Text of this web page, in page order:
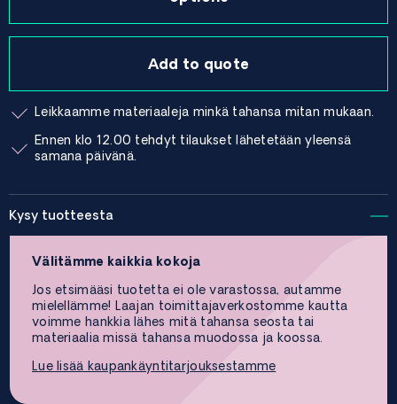
Add to quote
Leikkaamme materiaaleja minkä tahansa mitan mukaan.
Ennen klo 12.00 tehdyt tilaukset lähetetään yleensä
samana päivänä.
Kysy tuotteesta
Välitämme kaikkia kokoja
Jos etsimääsi tuotetta ei ole varastossa, autamme
mielellämme! Laajan toimittajaverkostomme kautta
voimme hankkia lähes mitä tahansa seosta tai
materiaalia missä tahansa muodossa ja koossa.
Lue lisää kaupankäyntitarjouksestamme